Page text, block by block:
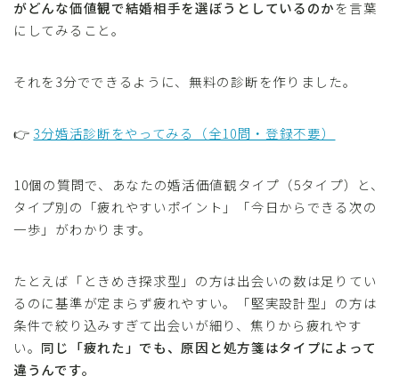
がどんな価値観で結婚相手を選ぼうとしているのかを言葉
にしてみること。
それを3分でできるように、無料の診断を作りました。
👉 3分婚活診断をやってみる（全10問・登録不要）
10個の質問で、あなたの婚活価値観タイプ（5タイプ）と、
タイプ別の「疲れやすいポイント」「今日からできる次の
一歩」がわかります。
たとえば「ときめき探求型」の方は出会いの数は足りてい
るのに基準が定まらず疲れやすい。「堅実設計型」の方は
条件で絞り込みすぎて出会いが細り、焦りから疲れやす
い。 同じ「疲れた」でも、原因と処方箋はタイプによって
違うんです。